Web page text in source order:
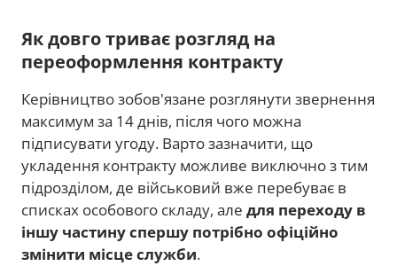
Як довго триває розгляд на
переоформлення контракту
Керівництво зобов'язане розглянути звернення
максимум за 14 днів, після чого можна
підписувати угоду. Варто зазначити, що
укладення контракту можливе виключно з тим
підрозділом, де військовий вже перебуває в
списках особового складу, але для переходу в
іншу частину спершу потрібно офіційно
змінити місце служби.